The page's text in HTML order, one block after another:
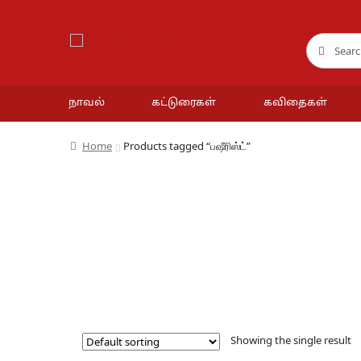
Search
for:
Search
நாவல் கட்டுரைகள் கவிதைகள்
Home Products tagged “பஷீரிஸ்ட்”
Showing the single result